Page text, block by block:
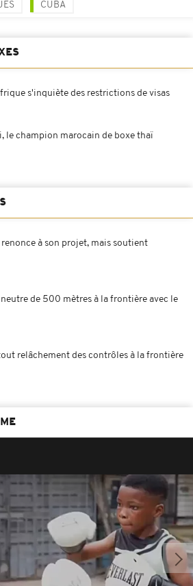
CUBA
s'inquiète des restrictions de visas
le champion marocain de boxe thaï
renonce à son projet, mais soutient
de 500 mètres à la frontière avec le
relâchement des contrôles à la frontière